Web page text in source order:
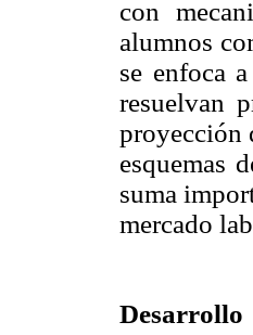
con
alumnos
se enfoca
resuelvan
proyección
esquemas
suma
mercado
Desarrollo